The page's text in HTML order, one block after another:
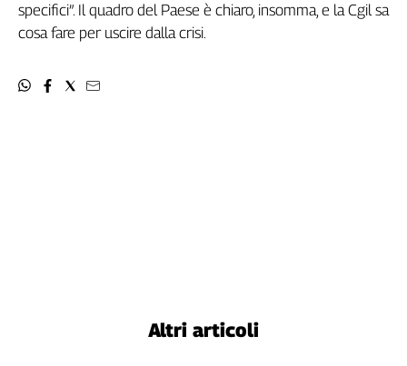
specifici”. Il quadro del Paese è chiaro, insomma, e la Cgil sa
cosa fare per uscire dalla crisi.
Altri articoli